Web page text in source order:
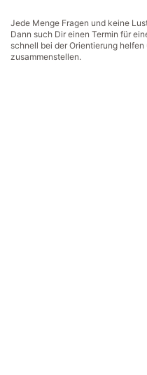
Jede Menge Fragen und keine
Dann such Dir einen Termin für
schnell bei der Orientierung
zusammenstellen.